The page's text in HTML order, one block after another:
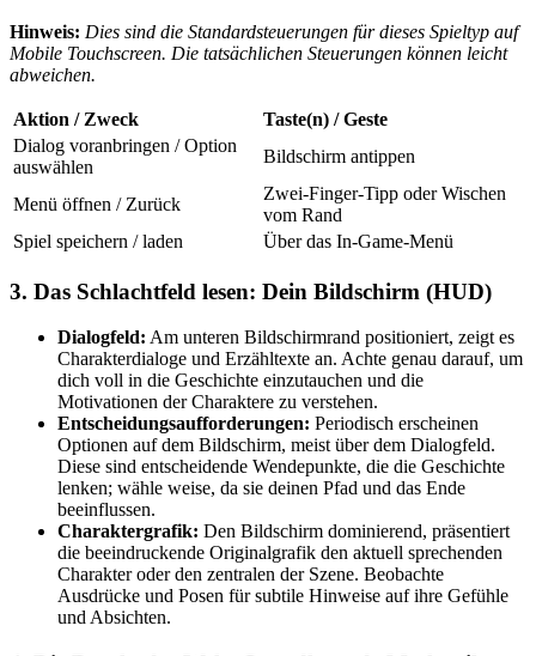
Hinweis: Dies sind die Standardsteuerungen für dieses Spieltyp auf
Mobile Touchscreen. Die tatsächlichen Steuerungen können leicht
abweichen.
Aktion / Zweck
Taste(n) / Geste
Dialog voranbringen / Option
auswählen
Bildschirm antippen
Menü öffnen / Zurück
Zwei-Finger-Tipp oder Wischen
vom Rand
Spiel speichern / laden
Über das In-Game-Menü
3. Das Schlachtfeld lesen: Dein Bildschirm (HUD)
Dialogfeld: Am unteren Bildschirmrand positioniert, zeigt es
Charakterdialoge und Erzähltexte an. Achte genau darauf, um
dich voll in die Geschichte einzutauchen und die
Motivationen der Charaktere zu verstehen.
Entscheidungsaufforderungen: Periodisch erscheinen
Optionen auf dem Bildschirm, meist über dem Dialogfeld.
Diese sind entscheidende Wendepunkte, die die Geschichte
lenken; wähle weise, da sie deinen Pfad und das Ende
beeinflussen.
Charaktergrafik: Den Bildschirm dominierend, präsentiert
die beeindruckende Originalgrafik den aktuell sprechenden
Charakter oder den zentralen der Szene. Beobachte
Ausdrücke und Posen für subtile Hinweise auf ihre Gefühle
und Absichten.